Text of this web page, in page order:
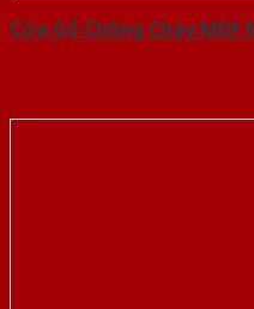
Cửa Gỗ Chống Cháy MDF